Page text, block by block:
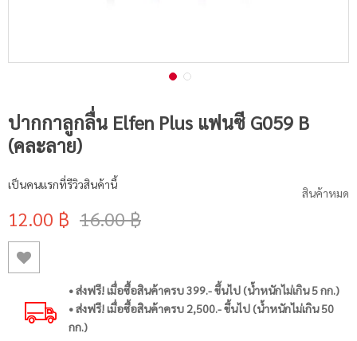
ปากกาลูกลื่น Elfen Plus แฟนซี G059 B
(คละลาย)
สินค้าหมด
เป็นคนแรกที่รีวิวสินค้านี้
12.00 ฿ 16.00 ฿
• ส่งฟรี! เมื่อซื้อสินค้าครบ 399.- ขึ้นไป (น้ำหนักไม่เกิน 5 กก.)
• ส่งฟรี! เมื่อซื้อสินค้าครบ 2,500.- ขึ้นไป (น้ำหนักไม่เกิน 50
กก.)